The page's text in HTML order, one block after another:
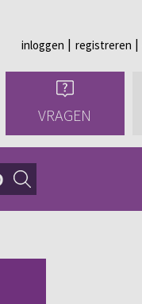
inloggen registreren
VRAGEN